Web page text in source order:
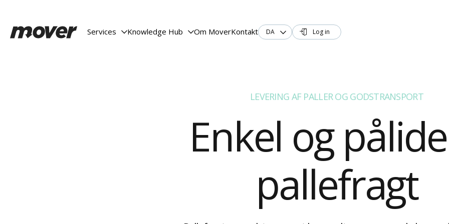
Services Knowledge Hub Om MoverKontakt DA  Log in

LEVERING AF PALLER OG GODSTRANSPORT
Enkel og
pallefragt